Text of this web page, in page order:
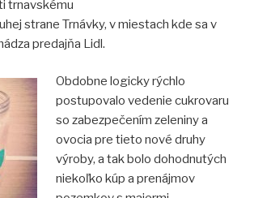
trnavskému
strane Trnávky, v miestach kde sa v
predajňa Lidl.
Obdobne logicky rýchlo
postupovalo vedenie cukrovaru
so zabezpečením zeleniny a
ovocia pre tieto nové druhy
výroby, a tak bolo dohodnutých
niekoľko kúp a prenájmov